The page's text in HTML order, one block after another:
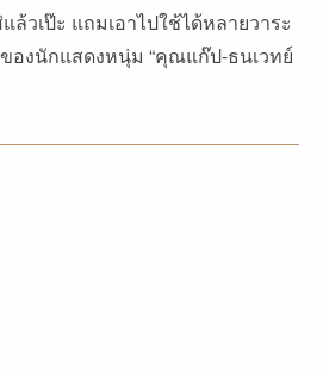
วเป๊ะ แถมเอาไปใช้ได้หลายวาระ
องนักแสดงหนุ่ม “คุณแก๊ป-ธนเวทย์